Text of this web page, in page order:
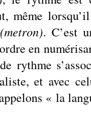
(metron). C’est
en
rythme
et avec
« la